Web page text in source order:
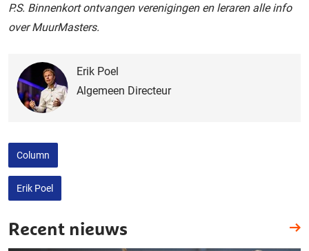
P.S. Binnenkort ontvangen verenigingen en leraren alle info
over MuurMasters.
Erik Poel
Algemeen Directeur
Column
Erik Poel
Recent nieuws